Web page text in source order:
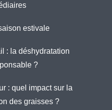
estivale
: la déshydratation
?
: quel impact sur la
des graisses ?